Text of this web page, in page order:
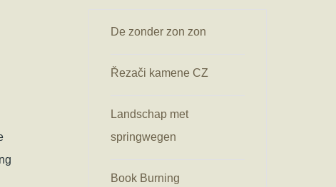
De zonder zon zon
Řezači kamene CZ
Landschap met
springwegen
Book Burning